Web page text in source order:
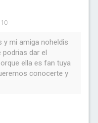
y mi amiga noheldis
podrias dar el
ella es fan tuya
conocerte y